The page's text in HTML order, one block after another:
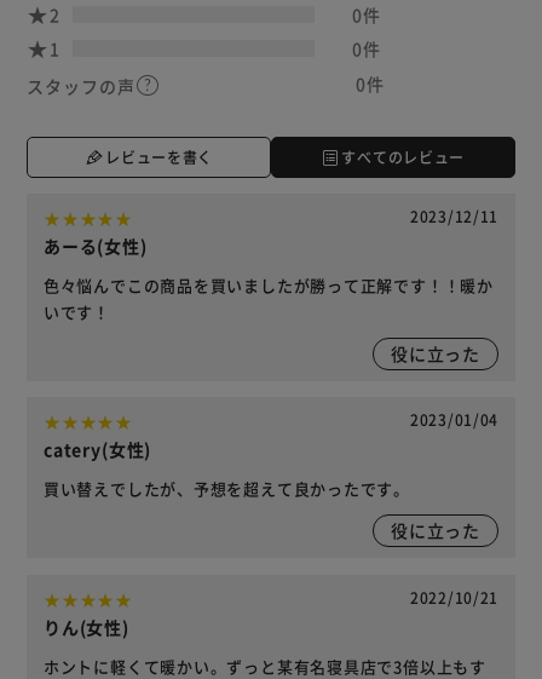
2
0件
1
0件
スタッフの声
0件
レビューを書く すべてのレビュー
2023/12/11
あーる(女性)
色々悩んでこの商品を買いましたが勝って正解です！！暖か
いです！
役に立った
2023/01/04
catery(女性)
買い替えでしたが、予想を超えて良かったです。
役に立った
2022/10/21
りん(女性)
ホントに軽くて暖かい。ずっと某有名寝具店で3倍以上もす